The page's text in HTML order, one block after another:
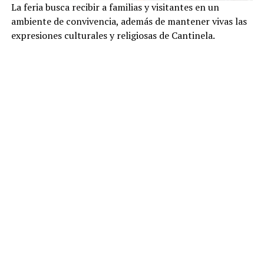
La feria busca recibir a familias y visitantes en un
ambiente de convivencia, además de mantener vivas las
expresiones culturales y religiosas de Cantinela.